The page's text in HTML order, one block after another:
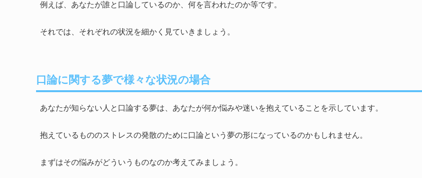
例えば、あなたが誰と口論しているのか、何を言われたのか等です。
それでは、それぞれの状況を細かく見ていきましょう。
口論に関する夢で様々な状況の場合
あなたが知らない人と口論する夢は、あなたが何か悩みや迷いを抱えていることを示しています。
抱えているもののストレスの発散のために口論という夢の形になっているのかもしれません。
まずはその悩みがどういうものなのか考えてみましょう。